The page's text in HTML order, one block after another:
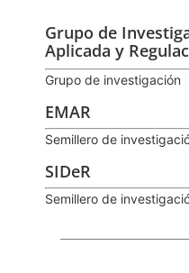
Grupo de
Aplicada y
Grupo de investigación
EMAR
Semillero de
SIDeR
Semillero de